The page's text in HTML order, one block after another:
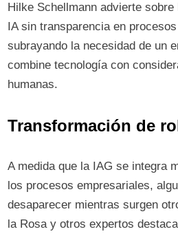
Hilke Schellmann advierte
IA sin transparencia en
subrayando la necesidad de un
combine tecnología con
humanas.
Transformación de
A medida que la IAG se integra
los procesos empresariales,
desaparecer mientras surgen
la Rosa y otros expertos